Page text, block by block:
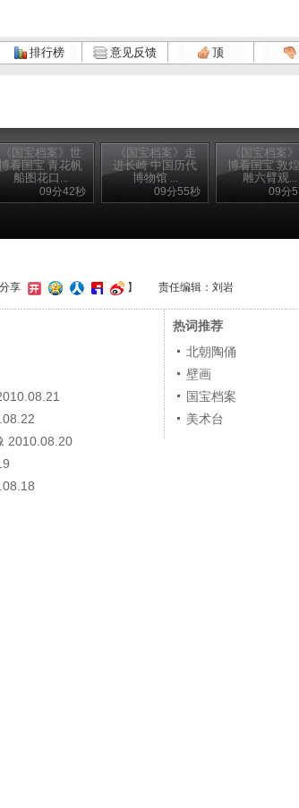
排行榜 意见反馈 顶
《国宝档案》世
看国宝 青花帆
船图花口...
09分42秒
《国宝档案》走
进长崎 中国历代
博物馆 ...
09分55秒
《国宝档案
博看国宝 敦
雕六臂观...
09分
享 】 责任编辑：刘岩
2010.08.20
热词推荐
北朝陶俑
壁画
国宝档案
美术台